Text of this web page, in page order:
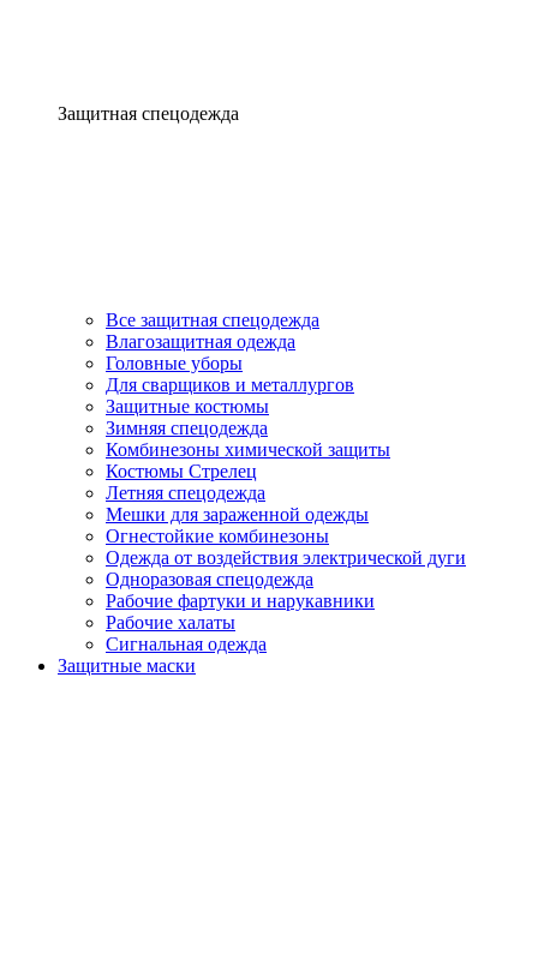
Защитная спецодежда
Все защитная спецодежда
Влагозащитная одежда
Головные уборы
Для сварщиков и металлургов
Защитные костюмы
Зимняя спецодежда
Комбинезоны химической защиты
Костюмы Стрелец
Летняя спецодежда
Мешки для зараженной одежды
Огнестойкие комбинезоны
Одежда от воздействия электрической дуги
Одноразовая спецодежда
Рабочие фартуки и нарукавники
Рабочие халаты
Сигнальная одежда
Защитные маски